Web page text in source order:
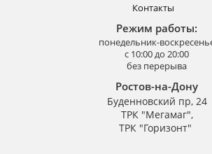
Контакты
Режим работы:
понедельник-
с 10:00 до 20:00
без перерыва
Ростов-на-Дону
Буденновский пр, 24
ТРК "Мегамаг",
ТРК "Горизонт"